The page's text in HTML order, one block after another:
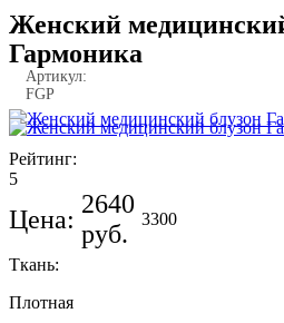
Женский
Гармоника
Артикул:
FGP
Рейтинг:
5
Цена:
2640
руб.
3300
Ткань:
Плотная